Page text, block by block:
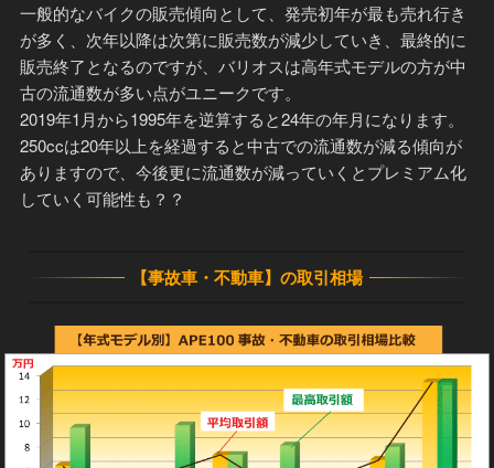
一般的なバイクの販売傾向として、発売初年が最も売れ行き
が多く、次年以降は次第に販売数が減少していき、最終的に
販売終了となるのですが、バリオスは高年式モデルの方が中
古の流通数が多い点がユニークです。
2019年1月から1995年を逆算すると24年の年月になります。
250ccは20年以上を経過すると中古での流通数が減る傾向が
ありますので、今後更に流通数が減っていくとプレミアム化
していく可能性も？？
【事故車・不動車】の取引相場